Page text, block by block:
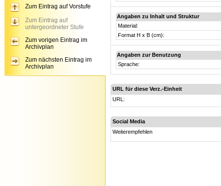
Angaben zu Inhalt und Struktur
Material:
Format H x B (cm):
Angaben zur Benutzung
Sprache:
URL für diese Verz.-Einheit
URL:
Social Media
Weiterempfehlen
Zum Eintrag auf Vorstufe
Zum Eintrag auf
untergeordneter Stufe
Zum vorigen Eintrag im
Archivplan
Zum nächsten Eintrag im
Archivplan